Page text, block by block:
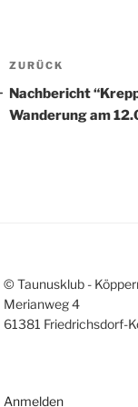
Vorheriger
Beitrag
ZURÜCK
Nachbericht
Wanderung am
© Taunusklub -
Merianweg 4
61381 Friedrichsdorf-
Anmelden